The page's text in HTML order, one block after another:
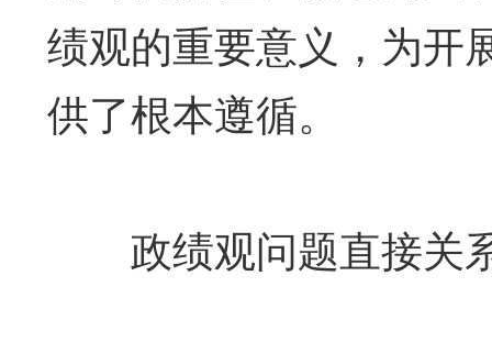
绩观的重要意义，为开
供了根本遵循。
政绩观问题直接关